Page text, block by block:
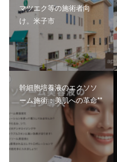
マツエク等の施術者向
け。米子市
幹細胞培養液のエクソソ
ーム施術：美肌への革命**